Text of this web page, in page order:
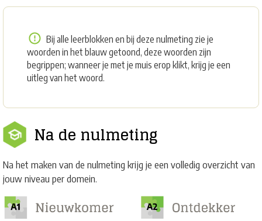
Bij alle leerblokken en bij deze nulmeting zie je
woorden in het blauw getoond, deze woorden zijn
begrippen; wanneer je met je muis erop klikt, krijg je een
uitleg van het woord.
Na de nulmeting
Na het maken van de nulmeting krijg je een volledig overzicht van
jouw niveau per domein.